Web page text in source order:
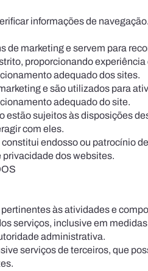
informações de
marketing e servem para
proporcionando
adequado dos sites.
e são utilizados para
adequado do site.
sujeitos às disposições
com eles.
endosso ou patrocínio
privacidade dos websites.
às ati­vidades e
serviços, in­clusive em
admi­nistrativa.
serviços de terceiros, que